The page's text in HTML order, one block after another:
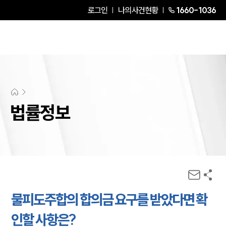
로그인 나의사건현황 1660-1036
법률정보
물피도주합의 합의금 요구를 받았다면 확
인할 사항은?